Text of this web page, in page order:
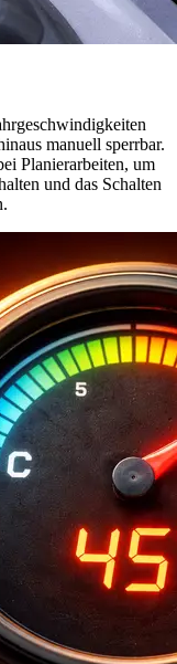
manuell sperrbar.
Planierarbeiten, um
und das Schalten